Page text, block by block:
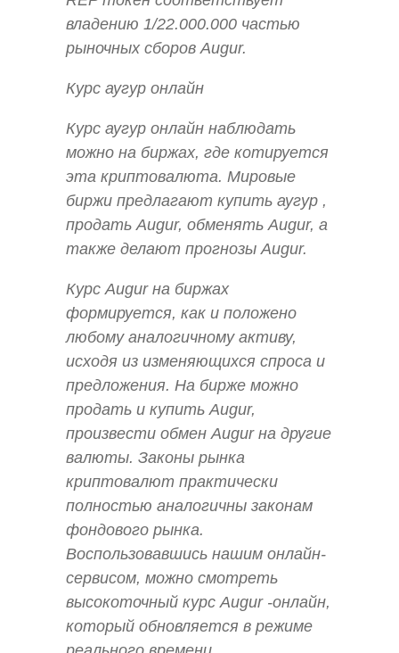
владению 1/22.000.000 частью
рыночных сборов Augur.
Курс аугур онлайн
Курс аугур онлайн наблюдать
можно на биржах, где котируется
эта криптовалюта. Мировые
биржи предлагают купить аугур ,
продать Augur, обменять Augur, а
также делают прогнозы Augur.
Курс Augur на биржах
формируется, как и положено
любому аналогичному активу,
исходя из изменяющихся спроса и
предложения. На бирже можно
продать и купить Augur,
произвести обмен Augur на другие
валюты. Законы рынка
криптовалют практически
полностью аналогичны законам
фондового рынка.
Воспользовавшись нашим онлайн-
сервисом, можно смотреть
высокоточный курс Augur -онлайн,
который обновляется в режиме